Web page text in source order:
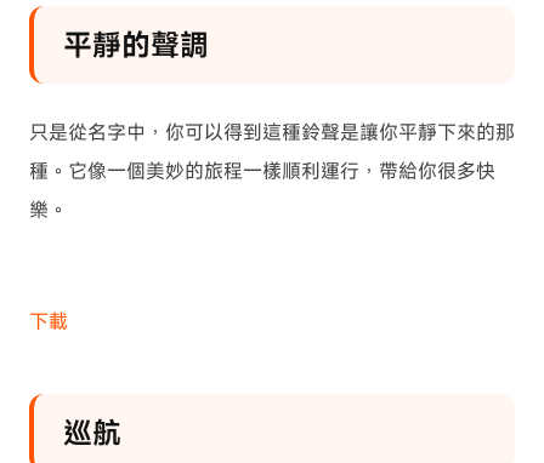
平靜的聲調
只是從名字中，你可以得到這種鈴聲是讓你平靜下來的那
種。它像一個美妙的旅程一樣順利運行，帶給你很多快
樂。
下載
巡航